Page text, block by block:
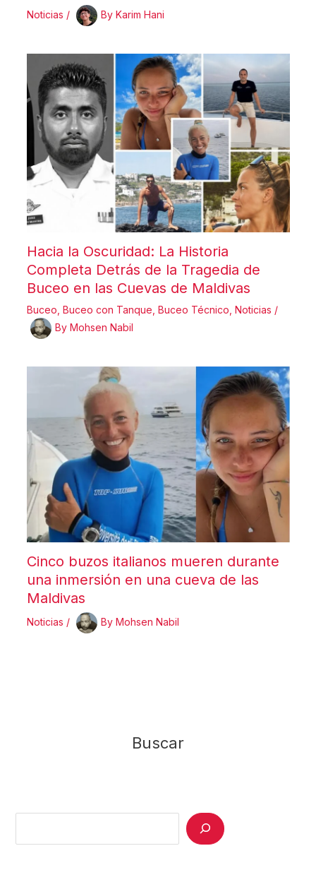
Noticias / By Karim Hani
Hacia la Oscuridad: La Historia
Completa Detrás de la Tragedia de
Buceo en las Cuevas de Maldivas
Buceo Buceo con Tanque Buceo Técnico Noticias /
By Mohsen Nabil
Cinco buzos italianos mueren durante
una inmersión en una cueva de las
Maldivas
Noticias / By Mohsen Nabil
Buscar